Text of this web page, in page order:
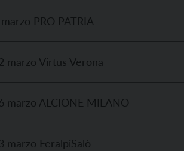
PRO PATRIA
marzo Virtus Verona
marzo ALCIONE MILANO
marzo FeralpiSalò